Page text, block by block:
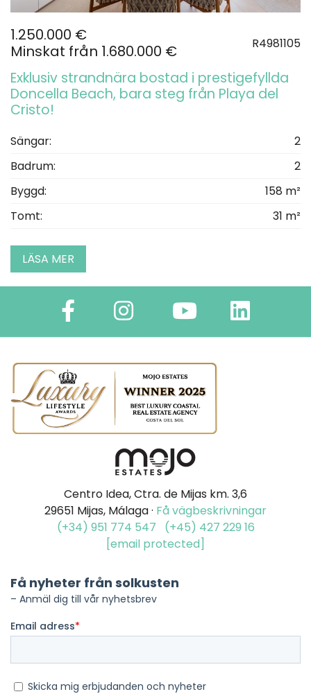
1.250.000 €
Minskat från 1.680.000 €
R4981105
Exklusiv strandnära bostad i prestigefyllda
Doncella Beach, bara steg från Playa del
Cristo!
Sängar:
2
Badrum:
2
Byggd:
158 m²
Tomt:
31 m²
LÄSA MER
Centro Idea, Ctra. de Mijas km. 3,6
29651 Mijas, Málaga · Få vägbeskrivningar
(+34) 951 774 547
(+45) 427 229 16
[email protected]